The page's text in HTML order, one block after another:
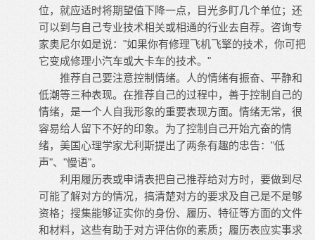
位，就应适时将期望值下降一点，目光多盯几个单位；还
可以到与自己专业技术相关或相通的行业去自荐。咨询专
家奥尼尔如是说："如果你有修理飞机飞擎的技术，你可把
它变成修理小汽车或大卡车的技术。"
推荐自己要注意控制情绪。人的情绪有振奋、平静和
低潮等三种表现。在推荐自己的过程中，善于控制自己的
情绪，是一个人自我形象的重要表现方面。情绪无常，很
容易给人留下不好的印象。为了控制自己开始亢奋的情
绪，美国心理学家尤利斯提出了两条有趣的忠告："低
声"、"慢语"。
利用履历表或申请表把自己推荐给对方时，要做到尽
可能了解对方的情况，搞清楚对方的要求及自己是不是够
资格；搜集能够证实你的身份、履历、特征等方面的文件
和材料，这些有助于对方评估你的素质；履历表应实事求